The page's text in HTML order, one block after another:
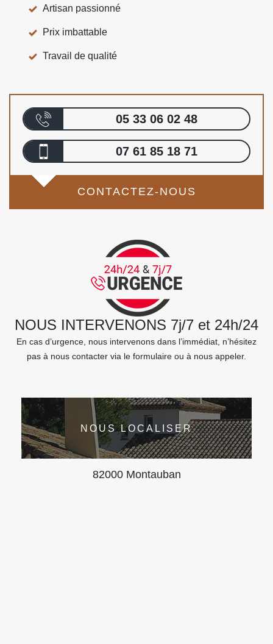
Artisan passionné
Prix imbattable
Travail de qualité
05 33 06 02 48
07 61 85 18 71
CONTACTEZ-NOUS
NOUS INTERVENONS 7j/7 et 24h/24
En cas d’urgence, nous intervenons dans l’immédiat, n’hésitez
pas à nous contacter via le formulaire ou à nous appeler.
NOUS LOCALISER
82000 Montauban